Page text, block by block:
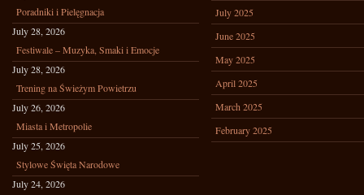
Poradniki i Pielęgnacja
July 28, 2026
Festiwale – Muzyka, Smaki i Emocje
July 28, 2026
Trening na Świeżym Powietrzu
July 26, 2026
Miasta i Metropolie
July 25, 2026
Stylowe Święta Narodowe
July 24, 2026
July 2025
June 2025
May 2025
April 2025
March 2025
February 2025